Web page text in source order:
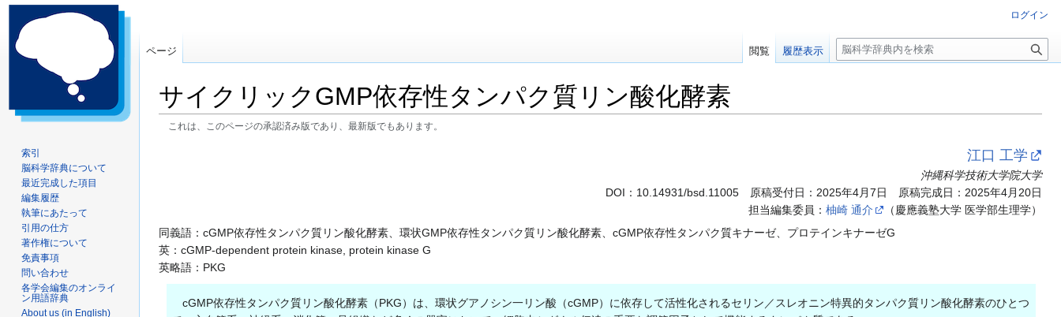
サイクリックGMP依存性タンパク質リン酸化酵素
これは、このページの承認済み版であり、最新版でもあります。
ョ
ン
に
江口 工学
沖縄科学技術大学院大学
DOI： 10.14931/bsd.11005 原稿受付日：2025年4月7日 原稿完成日：2025年4月20日
担当編集委員： 柚崎 通介
（慶應義塾大学 医学部生理学）
同義語：cGMP依存性タンパク質リン酸化酵素、環状GMP依存性タンパク質リン酸化酵素、cGMP依存性タンパク質キナーゼ、プロテインキナーゼG
英：cGMP-dependent protein kinase, protein kinase G
英略語：PKG
cGMP依存性タンパク質リン酸化酵素（PKG）は、環状グアノシン一リン酸（cGMP）に依存して活性化されるセリン／スレオニン特異的タンパク質リン酸化酵素のひとつ
ログイン
ページ 閲覧 履歴表示
検
索
索引
脳科学辞典について
最近完成した項目
編集履歴
執筆にあたって
引用の仕方
著作権について
免責事項
問い合わせ
各学会編集のオンライ
ン用語辞典
About us (in English)